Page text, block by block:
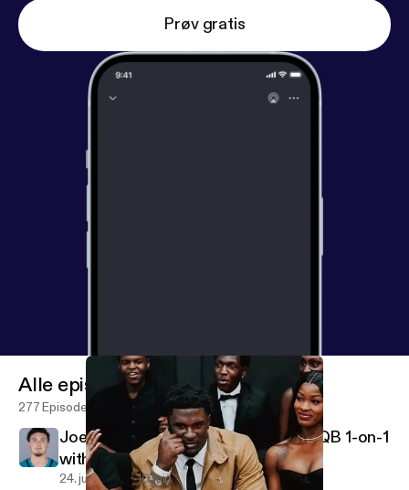
Prøv gratis
Alle episoder
277 Episoder
Joey Aguilar - Jacksonville Jaguars QB 1-on-1
with Vince
24. juli 2026 10 min